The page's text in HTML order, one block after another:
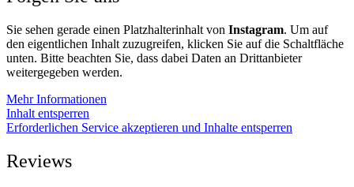
Sie sehen gerade einen Platzhalterinhalt von Instagram. Um auf
den eigentlichen Inhalt zuzugreifen, klicken Sie auf die Schaltfläche
unten. Bitte beachten Sie, dass dabei Daten an Drittanbieter
weitergegeben werden.
Mehr Informationen
Inhalt entsperren
Erforderlichen Service akzeptieren und Inhalte entsperren
Reviews